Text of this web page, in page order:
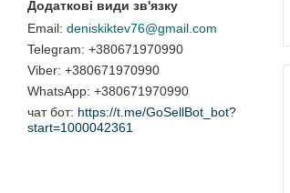
deniskiktev76@gmail.com
+380671970990
+380671970990
+380671970990
чат бот https://t.me/GoSellBot_bot?
start=1000042361